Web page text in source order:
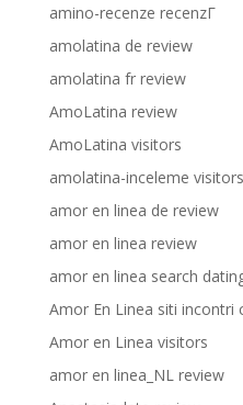
amino-recenze recenzГ­
amolatina de review
amolatina fr review
AmoLatina review
AmoLatina visitors
amolatina-inceleme visitors
amor en linea de review
amor en linea review
amor en linea search
Amor En Linea siti
Amor en Linea visitors
amor en linea_NL review